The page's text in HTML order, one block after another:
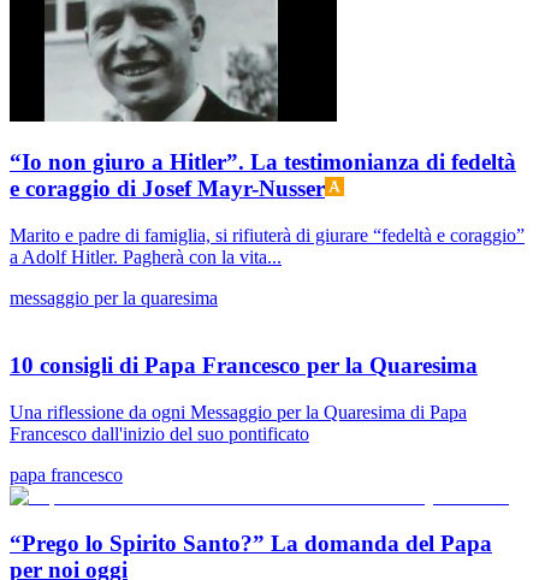
“Io non giuro a Hitler”. La testimonianza di fedeltà
e coraggio di Josef Mayr-Nusser
Marito e padre di famiglia, si rifiuterà di giurare “fedeltà e coraggio”
a Adolf Hitler. Pagherà con la vita...
messaggio per la quaresima
10 consigli di Papa Francesco per la Quaresima
Una riflessione da ogni Messaggio per la Quaresima di Papa
Francesco dall'inizio del suo pontificato
papa francesco
“Prego lo Spirito Santo?” La domanda del Papa
per noi oggi